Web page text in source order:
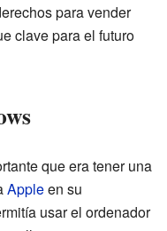
para vender
clave para el futuro
que era tener una
Appleen su
usar el ordenador